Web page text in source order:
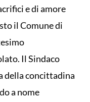
e di amore
il Comune di
Il Sindaco
della concittadina
a nome